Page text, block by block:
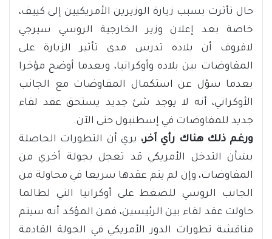
حال تأثرت بسبب زيارة الوزيرين الأمريكيين إلى كييف،
خاصة بعد إعلان وزير الخارجية الروسي سيرجي
لافروف أن بلاده تدرس مدى تأثير الزيارة على
المفاوضات بين بلاده وأوكرانيا، وبعدما أوضح مؤخرا
بعدما سؤل عن استكمال المفاوضات مع الجانب
الأوكراني، أنه لا يوجد شئ جديد يستحق عقد لقاء
جديد للمفاوضات في إسطنبول حتى الآن.
ورغم ذلك هناك رأي آخر، يري أن التطورات الحاصلة
بشأن التدخل الأمريكي قد تعجل بجولة أخري من
المفاوضات، وإن لم يتم عقدها سريعا في محاولة من
الجانب الروسي للضغط على أوكرانيا التي لطالما
حاولت عقد لقاء بين الرئيسين، فمن المؤكد أنه سيتم
مناقشة تطورات الدور الأمريكي في الجولة القادمة